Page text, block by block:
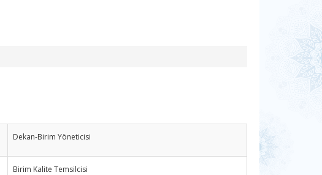
Dekan-Birim Yöneticisi
Birim Kalite Temsilcisi